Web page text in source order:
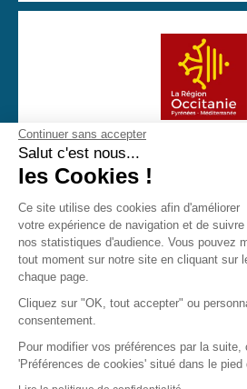
Continuer sans accepter
Salut c'est nous...
les Cookies !
Ce site utilise des cookies afin d'améliorer
votre expérience de navigation et de suivre
nos statistiques d'audience. Vous pouvez
tout moment sur notre site en cliquant sur
chaque page.
Cliquez sur "OK, tout accepter" ou
consentement.
Pour modifier vos préférences par la suite,
'Préférences de cookies' situé dans le pied
Avec la participation financière
CGU Mentions Légales
Cookies
Made with love by Visions